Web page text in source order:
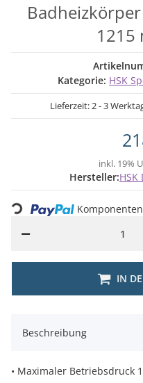
1215
Kategorie: HSK
Lieferzeit:2 - 3
inkl. 19%
Hersteller:
IN
Loading...
Beschreibung
• Maximaler Betriebsdruck